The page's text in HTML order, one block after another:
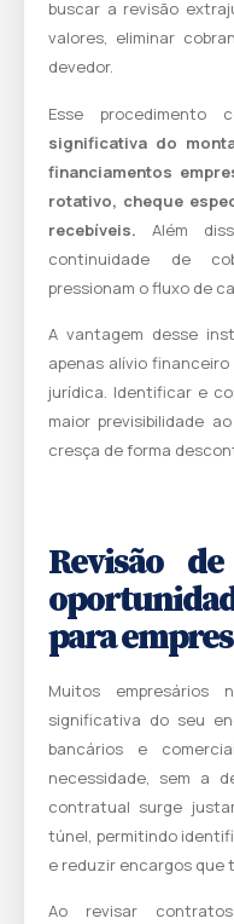
buscar a revisão
valores, eliminar
devedor.
Esse procedimento
significativa do
financiamentos
rotativo, cheque
recebíveis. Além
continuidade de
pressionam o fluxo de
A vantagem desse
apenas alívio
jurídica. Identificar e
maior previsibilidade
cresça de forma
Revisão
para
Muitos empresários
significativa do seu
bancários e
necessidade, sem a
contratual surge
túnel, permitindo
e reduzir encargos que
Ao revisar